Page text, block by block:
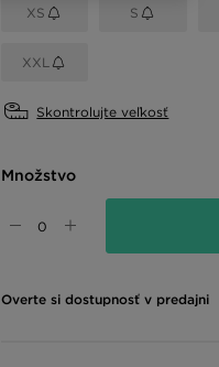
XS S
XXL
Skontrolujte veľkosť
Množstvo
Overte si dostupnosť v predajni